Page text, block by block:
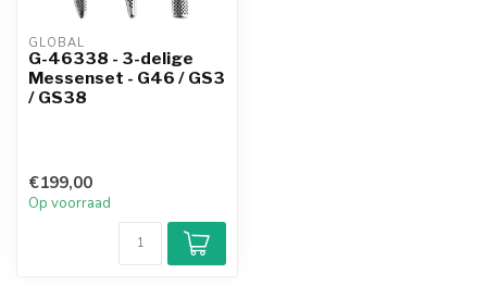
GLOBAL
G-46338 - 3-delige
Messenset - G46 / GS3
/ GS38
€199,00
Op voorraad